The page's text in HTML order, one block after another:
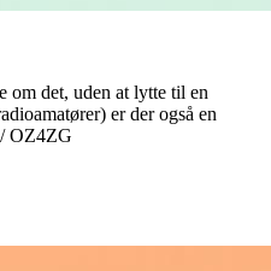
om det, uden at lytte til en
er der også en
OZ4ZG